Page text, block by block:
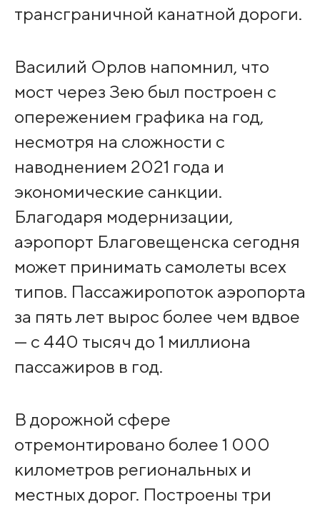
трансграничной канатной дороги.
Василий Орлов напомнил, что
мост через Зею был построен с
опережением графика на год,
несмотря на сложности с
наводнением 2021 года и
экономические санкции.
Благодаря модернизации,
аэропорт Благовещенска сегодня
может принимать самолеты всех
типов. Пассажиропоток аэропорта
за пять лет вырос более чем вдвое
— с 440 тысяч до 1 миллиона
пассажиров в год.
В дорожной сфере
отремонтировано более 1 000
километров региональных и
местных дорог. Построены три